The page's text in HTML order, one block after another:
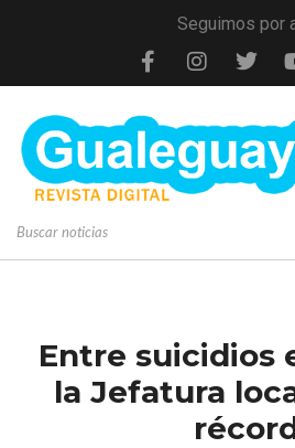
Seguimos por
Entre suicidios
la Jefatura